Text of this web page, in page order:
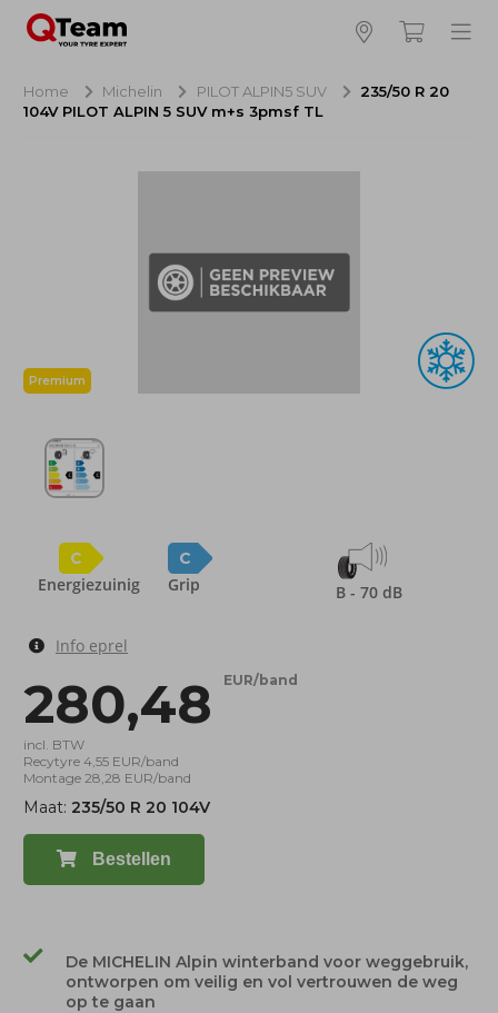
Hoeveel banden wilt u bestellen?
Bestellen
Home Michelin PILOT ALPIN5 SUV
235/50 R 20
104V PILOT ALPIN 5 SUV m+s 3pmsf TL
Premium
C
Energiezuinig
C
Grip B - 70 dB
Info eprel
280,48 EUR/band
incl. BTW
Recytyre 4,55 EUR/band
Montage 28,28 EUR/band
Maat: 235/50 R 20 104V
Bestellen
De MICHELIN Alpin winterband voor weggebruik,
ontworpen om veilig en vol vertrouwen de weg
op te gaan